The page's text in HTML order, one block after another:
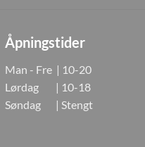
Åpningstider
Man - Fre | 10-20
Lørdag | 10-18
Søndag | Stengt